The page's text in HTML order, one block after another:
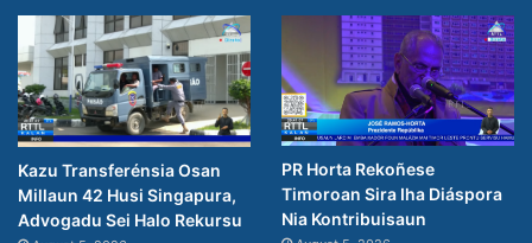
Kazu Transferénsia Osan
Millaun 42 Husi Singapura,
Advogadu Sei Halo Rekursu
PR Horta Rekoñese
Timoroan Sira Iha Diáspora
Nia Kontribuisaun